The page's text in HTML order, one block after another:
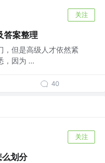
关注
答案整理
，但是高级人才依然紧
，因为 ...
40
关注
划分